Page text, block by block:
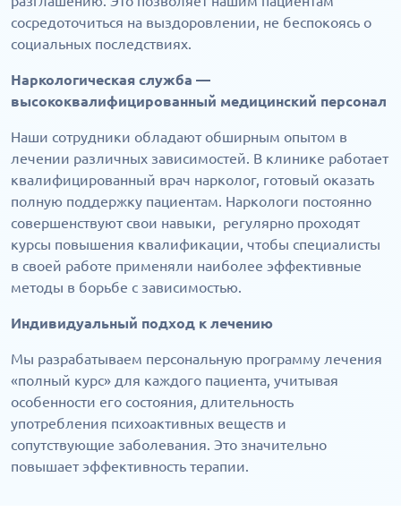
сосредоточиться на выздоровлении, не беспокоясь о
социальных последствиях.
Наркологическая служба —
высококвалифицированный медицинский персонал
Наши сотрудники обладают обширным опытом в
лечении различных зависимостей. В клинике работает
квалифицированный врач нарколог, готовый оказать
полную поддержку пациентам. Наркологи постоянно
совершенствуют свои навыки, регулярно проходят
курсы повышения квалификации, чтобы специалисты
в своей работе применяли наиболее эффективные
методы в борьбе с зависимостью.
Индивидуальный подход к лечению
Мы разрабатываем персональную программу лечения
«полный курс» для каждого пациента, учитывая
особенности его состояния, длительность
употребления психоактивных веществ и
сопутствующие заболевания. Это значительно
повышает эффективность терапии.